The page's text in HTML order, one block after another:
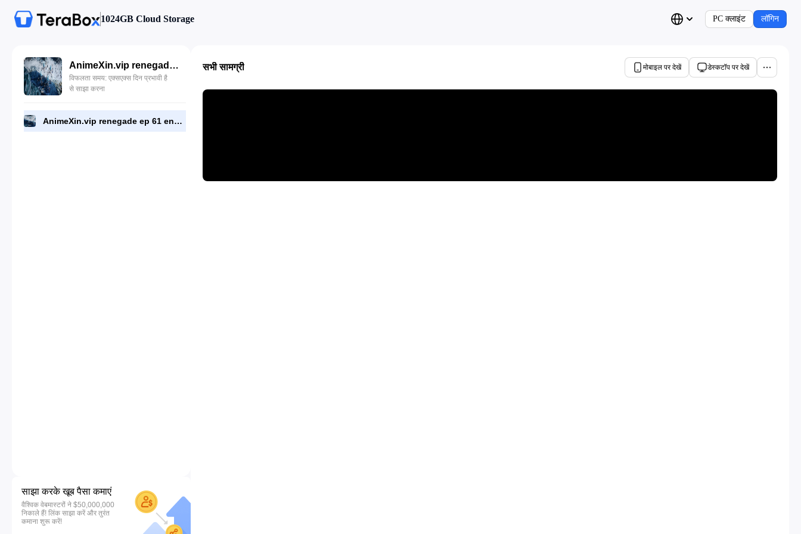
1024GB Cloud Storage PC क्लाइंट लॉगिन
AnimeXin.vip renegade ep 61 eng.mp4
विफलता समय: एक्सएक्स दिन प्रभावी है
से साझा करना
AnimeXin.vip renegade ep 61 eng.mp4
साझा करके खूब पैसा कमाएं
वैश्विक वेबमास्टरों ने $50,000,000
निकाले हैं! लिंक साझा करें और तुरंत
कमाना शुरू करें!
सभी सामग्री मोबाइल पर देखें डेस्कटॉप पर देखें